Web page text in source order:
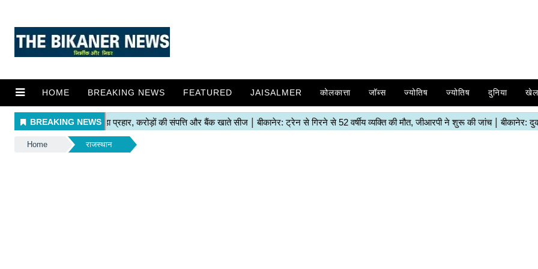
HOME BREAKING NEWS FEATURED JAISALMER कोलकात्ता जॉब्स ज्योतिष ज्योतिष दुनिया खेल
Home राजस्थान